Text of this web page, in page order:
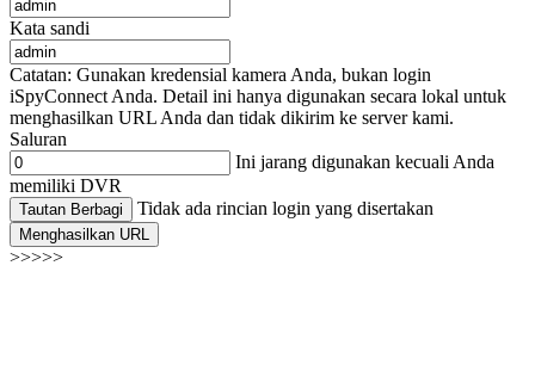
Kata sandi
Catatan: Gunakan kredensial kamera Anda, bukan login
iSpyConnect Anda. Detail ini hanya digunakan secara lokal untuk
menghasilkan URL Anda dan tidak dikirim ke server kami.
Saluran
Ini jarang digunakan kecuali Anda
memiliki DVR
Tautan Berbagi Tidak ada rincian login yang disertakan
Menghasilkan URL
>>>>>